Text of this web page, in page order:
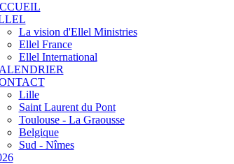
La vision d'Ellel Ministries
Ellel France
Ellel International
Lille
Saint Laurent du Pont
Toulouse - La Graousse
Belgique
Sud - Nîmes